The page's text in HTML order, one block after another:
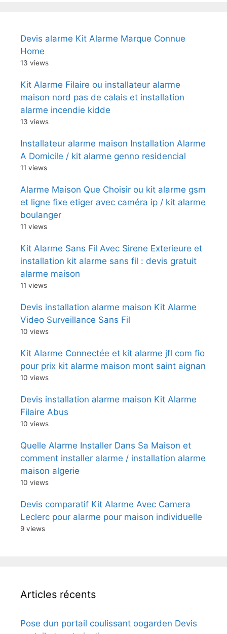
Devis alarme Kit Alarme Marque Connue
Home
13 views
Kit Alarme Filaire ou installateur alarme
maison nord pas de calais et installation
alarme incendie kidde
13 views
Installateur alarme maison Installation Alarme
A Domicile / kit alarme genno residencial
11 views
Alarme Maison Que Choisir ou kit alarme gsm
et ligne fixe etiger avec caméra ip / kit alarme
boulanger
11 views
Kit Alarme Sans Fil Avec Sirene Exterieure et
installation kit alarme sans fil : devis gratuit
alarme maison
11 views
Devis installation alarme maison Kit Alarme
Video Surveillance Sans Fil
10 views
Kit Alarme Connectée et kit alarme jfl com fio
pour prix kit alarme maison mont saint aignan
10 views
Devis installation alarme maison Kit Alarme
Filaire Abus
10 views
Quelle Alarme Installer Dans Sa Maison et
comment installer alarme / installation alarme
maison algerie
10 views
Devis comparatif Kit Alarme Avec Camera
Leclerc pour alarme pour maison individuelle
9 views
Articles récents
Pose dun portail coulissant oogarden Devis